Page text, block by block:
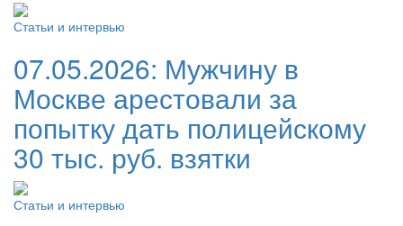
Статьи и интервью
07.05.2026: Мужчину в
Москве арестовали за
попытку дать полицейскому
30 тыс. руб. взятки
Статьи и интервью